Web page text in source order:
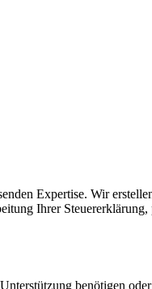
Expertise. Wir
Ihrer Steuererklärung,
benötigen